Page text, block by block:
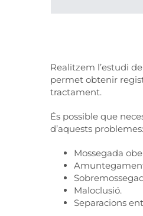
Realitzem l’estudi
permet obtenir
tractament.
És possible que
d’aquests problemes:
Mossegada
Maloclusió.
Separacions